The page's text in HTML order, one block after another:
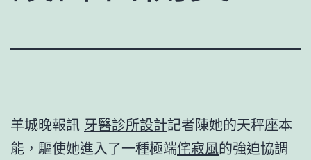
羊城晚報訊 牙醫診所設計記者陳她的天秤座本
能，驅使她進入了一種極端侘寂風的強迫協調